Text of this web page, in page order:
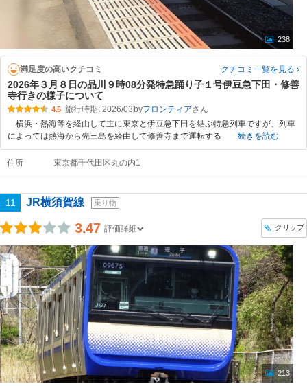
238
満足度の高いクチコミ クチコミ一覧を見る
2026年３月８日の品川９時08分発特急踊り子１号伊豆急下田・修善
寺行きの様子について
4.5 旅行時期: 2026/03 byフロンティア
横浜・熱海等を経由して主に東京と伊豆急下田を結ぶ特急列車ですが、列車
によっては熱海から先三島を経由して修善寺まで運転する
続きを読む
住所 東京都千代田区丸の内1
11 JR横須賀線 乗り物
3.47 評価詳細 クリップ
213